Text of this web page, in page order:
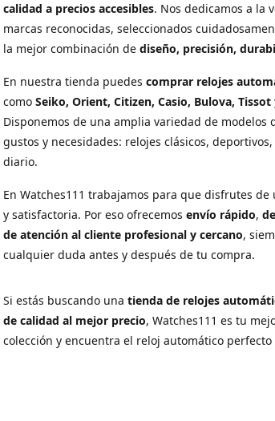
calidad a precios accesibles. Nos dedicamos a la
marcas reconocidas, seleccionados
la mejor combinación de diseño, precisión,
En nuestra tienda puedes comprar relojes
como Seiko, Orient, Citizen, Casio, Bulova,
Disponemos de una amplia variedad de modelos
gustos y necesidades: relojes clásicos,
diario.
En Watches111 trabajamos para que disfrutes
y satisfactoria. Por eso ofrecemos envío rápido,
de atención al cliente profesional y cercano,
cualquier duda antes y después de tu compra.
Si estás buscando una tienda de relojes
de calidad al mejor precio, Watches111 es tu
colección y encuentra el reloj automático